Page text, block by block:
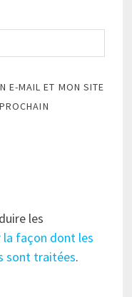
E-MAIL ET MON SITE
les
la façon dont les
sont traitées.